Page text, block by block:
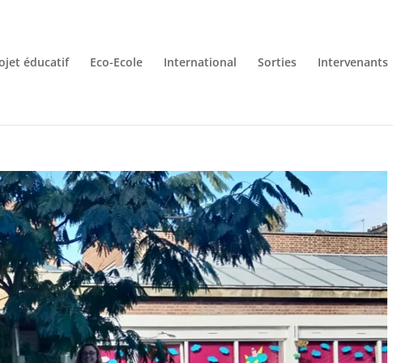
éducatif Eco-Ecole International Sorties Intervenants